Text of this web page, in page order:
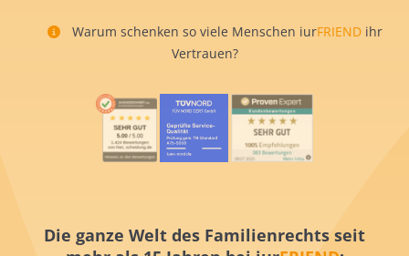
Warum schenken so viele Menschen iurFRIEND ihr
Vertrauen?
Die ganze Welt des Familienrechts seit